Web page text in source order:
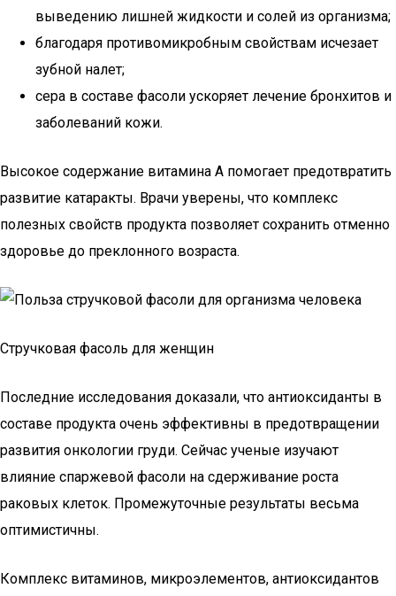
выведению лишней жидкости и солей из организма;
благодаря противомикробным свойствам исчезает
зубной налет;
сера в составе фасоли ускоряет лечение бронхитов и
заболеваний кожи.
Высокое содержание витамина А помогает предотвратить
развитие катаракты. Врачи уверены, что комплекс
полезных свойств продукта позволяет сохранить отменно
здоровье до преклонного возраста.
Стручковая фасоль для женщин
Последние исследования доказали, что антиоксиданты в
составе продукта очень эффективны в предотвращении
развития онкологии груди. Сейчас ученые изучают
влияние спаржевой фасоли на сдерживание роста
раковых клеток. Промежуточные результаты весьма
оптимистичны.
Комплекс витаминов, микроэлементов, антиоксидантов